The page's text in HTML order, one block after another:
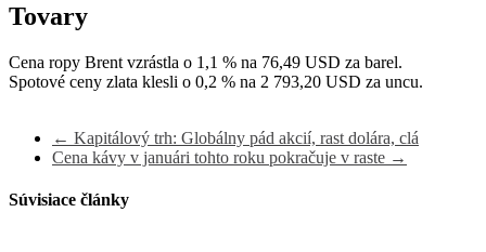
Tovary
Cena ropy Brent vzrástla o 1,1 % na 76,49 USD za barel.
Spotové ceny zlata klesli o 0,2 % na 2 793,20 USD za uncu.
← Kapitálový trh: Globálny pád akcií, rast dolára, clá
Cena kávy v januári tohto roku pokračuje v raste →
Súvisiace články